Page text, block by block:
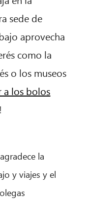
sede de
aprovecha
como la
o los museos
a los bolos
!
la
y viajes y el